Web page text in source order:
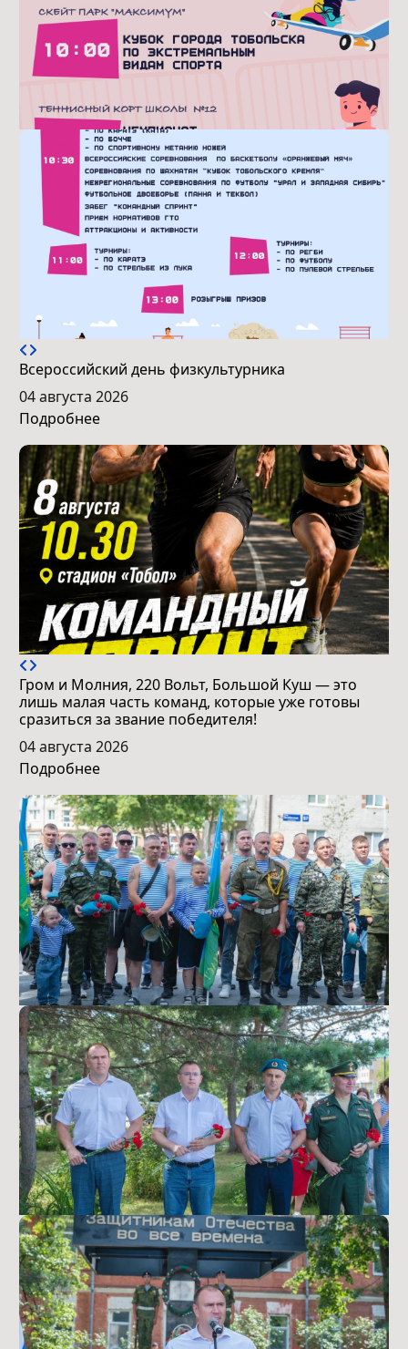
Всероссийский день физкультурника
04 августа 2026
Подробнее
Гром и Молния, 220 Вольт, Большой Куш — это
лишь малая часть команд, которые уже готовы
сразиться за звание победителя!
04 августа 2026
Подробнее